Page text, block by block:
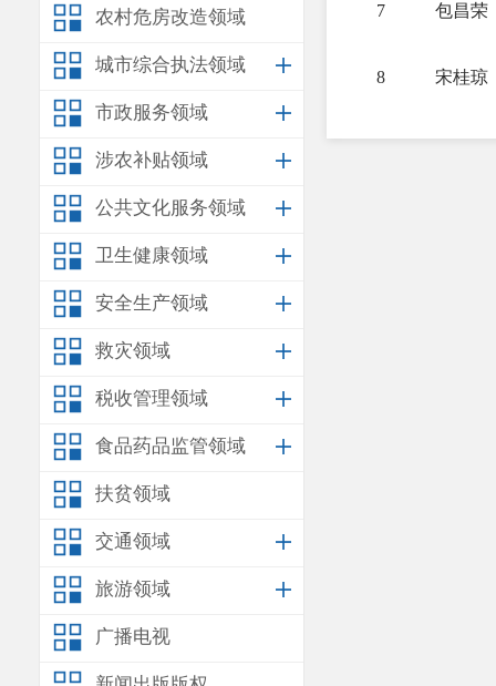
农村危房改造领域
城市综合执法领域
市政服务领域
涉农补贴领域
公共文化服务领域
卫生健康领域
安全生产领域
救灾领域
税收管理领域
食品药品监管领域
扶贫领域
交通领域
旅游领域
广播电视
7 包昌荣
8 宋桂琼
9 普宏刚